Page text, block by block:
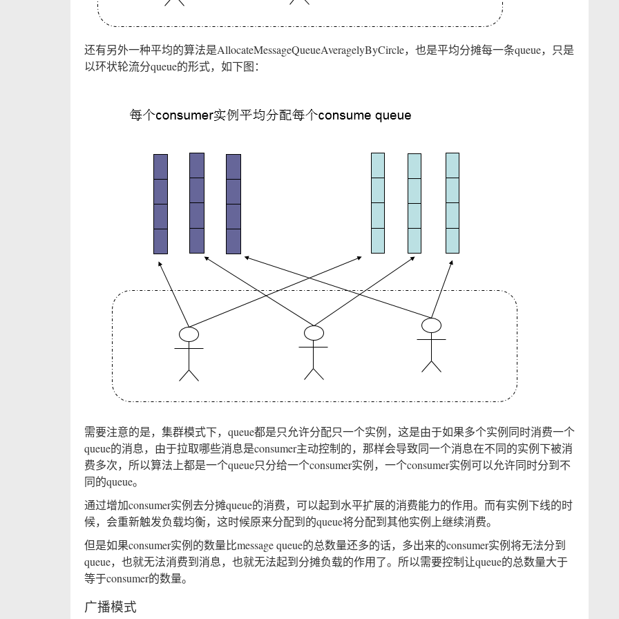
还有另外一种平均的算法是AllocateMessageQueueAveragelyByCircle，也是平均分摊每一条queue，只是
以环状轮流分queue的形式，如下图：
需要注意的是，集群模式下，queue都是只允许分配只一个实例，这是由于如果多个实例同时消费一个
queue的消息，由于拉取哪些消息是consumer主动控制的，那样会导致同一个消息在不同的实例下被消
费多次，所以算法上都是一个queue只分给一个consumer实例，一个consumer实例可以允许同时分到不
同的queue。
通过增加consumer实例去分摊queue的消费，可以起到水平扩展的消费能力的作用。而有实例下线的时
候，会重新触发负载均衡，这时候原来分配到的queue将分配到其他实例上继续消费。
但是如果consumer实例的数量比message queue的总数量还多的话，多出来的consumer实例将无法分到
queue，也就无法消费到消息，也就无法起到分摊负载的作用了。所以需要控制让queue的总数量大于
等于consumer的数量。
广播模式